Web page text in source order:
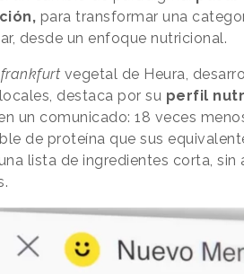
para transformar una
desde un enfoque nutricional.
frankfurt vegetal de Heura,
destaca por su perfil
un comunicado: 18 veces
de proteína que sus
lista de ingredientes corta,